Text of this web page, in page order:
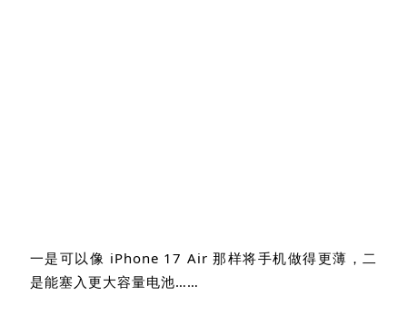
一是可以像 iPhone 17 Air那样将手机做得更薄，二
是能塞入更大容量电池……